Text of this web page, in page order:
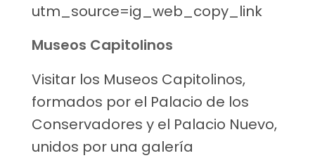
utm_source=ig_web_copy_link
Museos Capitolinos
Visitar los Museos Capitolinos,
formados por el Palacio de los
Conservadores y el Palacio Nuevo,
unidos por una galería